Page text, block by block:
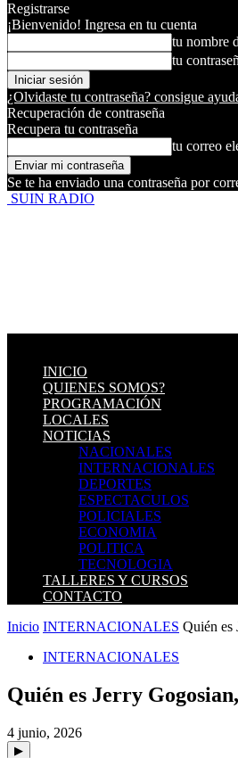
Registrarse
¡Bienvenido! Ingresa en tu cuenta
tu nombre
tu
¿Olvidaste tu contraseña? consigue
Recuperación de contraseña
Recupera tu contraseña
tu correo
Se te ha enviado una contraseña por
SUIN RADIO
INICIO
QUIENES SOMOS?
PROGRAMACIÓN
LOCALES
NOTICIAS
NACIONALES
INTERNACIONALES
DEPORTES
ESPECTACULOS
POLICIALES
ECONOMIA
POLITICA
TECNOLOGIA
TALLERES Y CURSOS
CONTACTO
Inicio INTERNACIONALES Quién es
INTERNACIONALES
Quién es Jerry
4 junio, 2026
▶